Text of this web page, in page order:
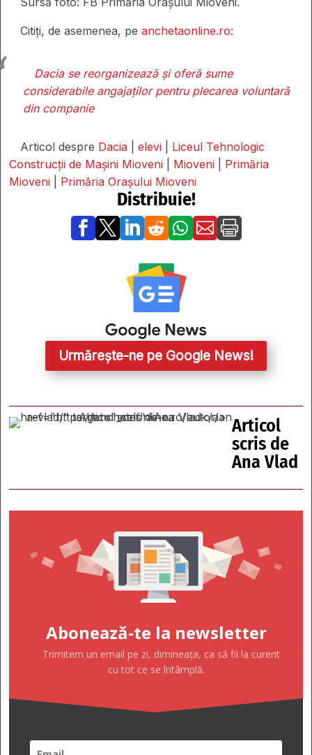
Citiți, de asemenea, pe anchetaonline.ro:
Dacia se reorganizează și oferă sume
considerabile angajaților pentru plecarea voluntară
din companie
Articol despre Dacia elevi
Liceul Tehnologic
Construcții de Mașini Mioveni
Mioveni
Primăria
Mioveni
Primăria Orașului Mioveni
Distribuie!
      
Urmărește-ne pe Google News!
Articol
scris de
Ana Vlad
Abonează-te la newsletter
Trimitem un email pe zi, dimineața, ca să fii la curent
cu tot ce se întâmplă.